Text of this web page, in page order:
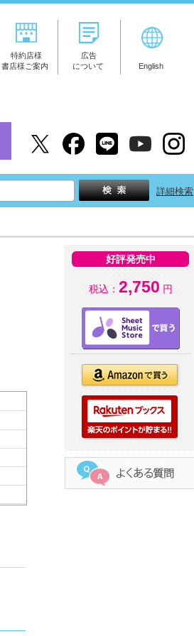
特約店様
書店様ご案内
広告
について
English
詳細検索
好評発売中
税込： 2,750 円